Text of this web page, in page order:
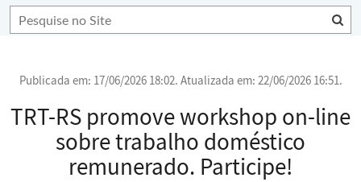
Publicada em: 17/06/2026 18:02. Atualizada em: 22/06/2026 16:51.
TRT-RS promove workshop on-line
sobre trabalho doméstico
remunerado. Participe!